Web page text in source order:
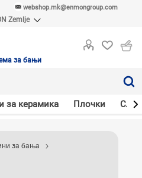
webshop.mk@enmongroup.com
Zemlje
MKD
за бањи
за керамика Плочки
за бања